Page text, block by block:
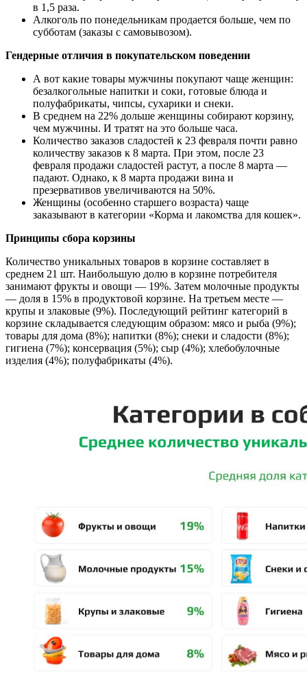
в 1,5 раза.
Алкоголь по понедельникам продается больше, чем по
субботам (заказы с самовывозом).
Гендерные отличия в покупательском поведении
А вот какие товары мужчины покупают чаще женщин:
безалкогольные напитки и соки, готовые блюда и
полуфабрикаты, чипсы, сухарики и снеки.
В среднем на 22% дольше женщины собирают корзину,
чем мужчины. И тратят на это больше часа.
Количество заказов сладостей к 23 февраля почти равно
количеству заказов к 8 марта. При этом, после 23
февраля продажи сладостей растут, а после 8 марта —
падают. Однако, к 8 марта продажи вина и
презервативов увеличиваются на 50%.
Женщины (особенно старшего возраста) чаще
заказывают в категории «Корма и лакомства для кошек».
Принципы сбора корзины
Количество уникальных товаров в корзине составляет в
среднем 21 шт. Наибольшую долю в корзине потребителя
занимают фрукты и овощи — 19%. Затем молочные продукты
— доля в 15% в продуктовой корзине. На третьем месте —
крупы и злаковые (9%). Последующий рейтинг категорий в
корзине складывается следующим образом: мясо и рыба (9%);
товары для дома (8%); напитки (8%); снеки и сладости (8%);
гигиена (7%); консервация (5%); сыр (4%); хлебобулочные
изделия (4%); полуфабрикаты (4%).